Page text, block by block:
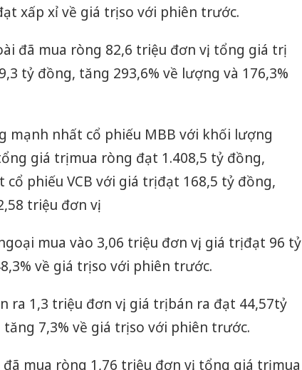
xấp xỉ về giá trị so với phiên trước.
đã mua ròng 82,6 triệu đơn vị, tổng giá trị
tỷ đồng, tăng 293,6% về lượng và 176,3%
mạnh nhất cổ phiếu MBB với khối lượng
giá trị mua ròng đạt 1.408,5 tỷ đồng,
phiếu VCB với giá trị đạt 168,5 tỷ đồng,
triệu đơn vị.
mua vào 3,06 triệu đơn vị, giá trị đạt 96 tỷ
về giá trị so với phiên trước.
ra 1,3 triệu đơn vị, giá trị bán ra đạt 44,57tỷ
7,3% về giá trị so với phiên trước.
mua ròng 1,76 triệu đơn vị, tổng giá trị mua